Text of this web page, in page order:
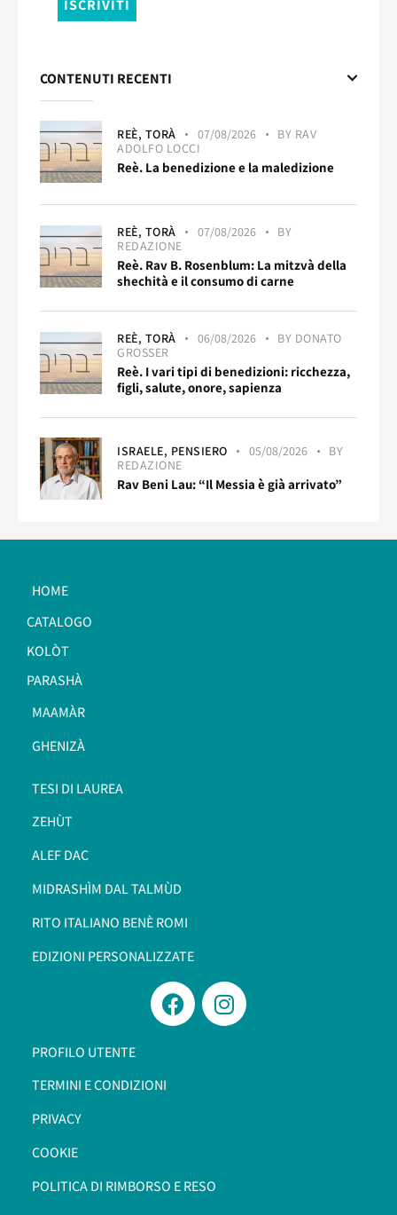
CONTENUTI RECENTI
REÈ, TORÀ 07/08/2026 BY RAV
ADOLFO LOCCI
Reè. La benedizione e la maledizione
REÈ, TORÀ 07/08/2026
BY
REDAZIONE
Reè. Rav B. Rosenblum: La mitzvà della
shechità e il consumo di carne
REÈ, TORÀ 06/08/2026 BY DONATO
GROSSER
Reè. I vari tipi di benedizioni: ricchezza,
figli, salute, onore, sapienza
ISRAELE, PENSIERO 05/08/2026
BY
REDAZIONE
Rav Beni Lau: “Il Messia è già arrivato”
HOME
CATALOGO
KOLÒT
PARASHÀ
MAAMÀR
GHENIZÀ
TESI DI LAUREA
ZEHÙT
ALEF DAC
MIDRASHÌM DAL TALMÙD
RITO ITALIANO BENÈ ROMI​
EDIZIONI PERSONALIZZATE
PROFILO UTENTE
TERMINI E CONDIZIONI
PRIVACY
COOKIE
POLITICA DI RIMBORSO E RESO